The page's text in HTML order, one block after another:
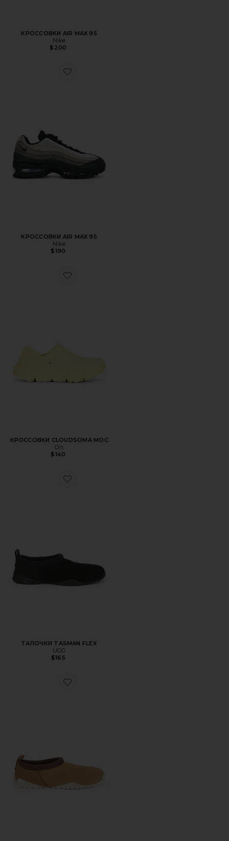
КРОССОВКИ AIR MAX 95
Nike
$200
Favorite КРОССОВКИ AIR MAX 95
КРОССОВКИ AIR MAX 95
Nike
$190
Favorite КРОССОВКИ CLOUDSOMA MOC
КРОССОВКИ CLOUDSOMA MOC
On
$140
Favorite ТАПОЧКИ TASMAN FLEX
ТАПОЧКИ TASMAN FLEX
UGG
$165
Favorite ТАПОЧКИ TASMAN